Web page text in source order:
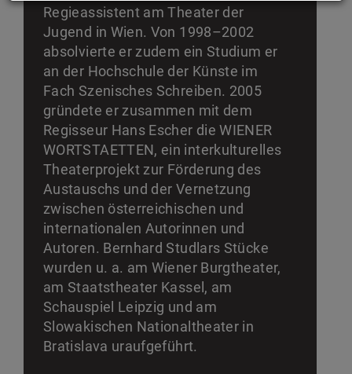
Regieassistent am Theater der
Jugend in Wien. Von 1998–2002
absolvierte er zudem ein Studium er
an der Hochschule der Künste im
Fach Szenisches Schreiben. 2005
gründete er zusammen mit dem
Regisseur Hans Escher die WIENER
WORTSTAETTEN, ein interkulturelles
Theaterprojekt zur Förderung des
Austauschs und der Vernetzung
zwischen österreichischen und
internationalen Autorinnen und
Autoren. Bernhard Studlars Stücke
wurden u. a. am Wiener Burgtheater,
am Staatstheater Kassel, am
Schauspiel Leipzig und am
Slowakischen Nationaltheater in
Bratislava uraufgeführt.